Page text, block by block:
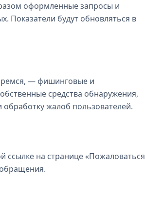
оформленные запросы и
будут обновляться в
— фишинговые и
средства обнаружения,
жалоб пользователей.
на странице «Пожаловаться